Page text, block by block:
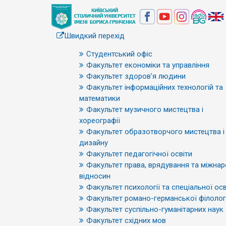
Швидкий перехід
Студентський офіс
Факультет економіки та управління
Факультет здоров’я людини
Факультет інформаційних технологій та
математики
Факультет музичного мистецтва і
хореографії
Факультет образотворчого мистецтва і
дизайну
Факультет педагогічної освіти
Факультет права, врядування та
відносин
Факультет психології та спеціальної
Факультет романо-германської
Факультет суспільно-гуманітарних наук
Факультет східних мов